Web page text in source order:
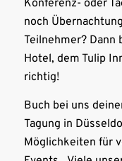
Konferenz- oder
noch
Teilnehmer? Dann
Hotel, dem Tulip
richtig!
Buch bei uns
Tagung in
Möglichkeiten für